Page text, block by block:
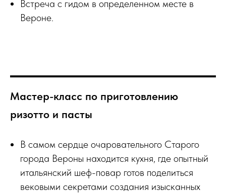
Встреча с гидом в определенном месте в
Вероне.
Мастер-класс по приготовлению
ризотто и пасты
В самом сердце очаровательного Старого
города Вероны находится кухня, где опытный
итальянский шеф-повар готов поделиться
вековыми секретами создания изысканных